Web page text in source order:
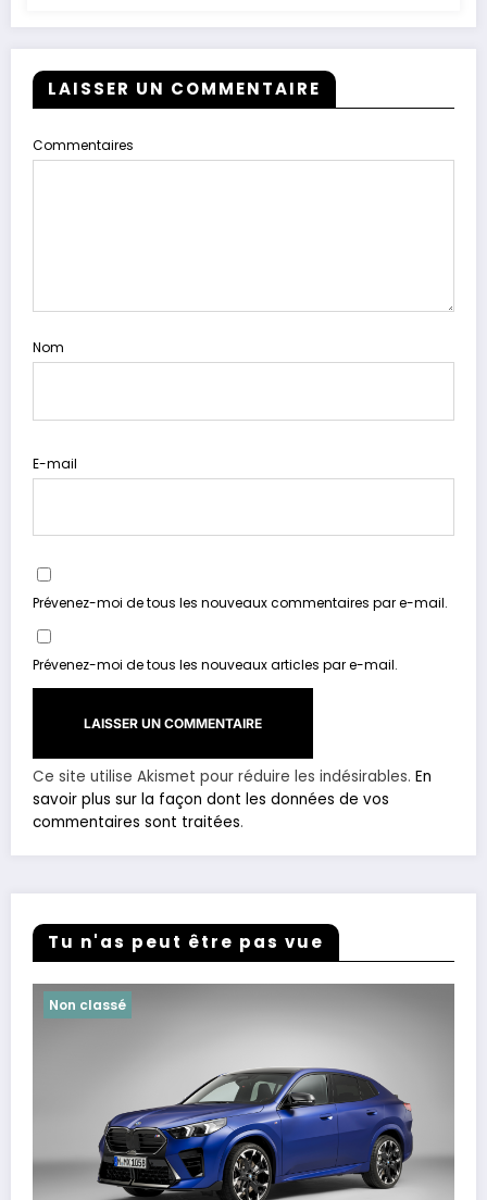
LAISSER UN COMMENTAIRE
Commentaires
Nom
E-mail
Prévenez-moi de tous les nouveaux commentaires par e-mail.
Prévenez-moi de tous les nouveaux articles par e-mail.
Ce site utilise Akismet pour réduire les indésirables. En
savoir plus sur la façon dont les données de vos
commentaires sont traitées.
Tu n'as peut être pas vue
Non classé